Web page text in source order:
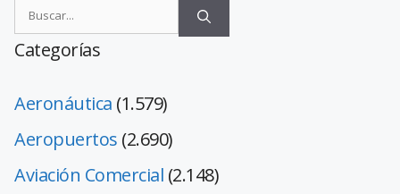
Categorías
Aeronáutica (1.579)
Aeropuertos (2.690)
Aviación Comercial (2.148)